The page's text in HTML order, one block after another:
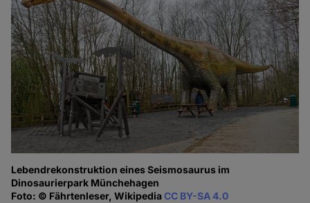
Lebendrekonstruktion eines Seismosaurus im
Dinosaurierpark Münchehagen
Foto: © Fährtenleser, WikipediaCC BY-SA 4.0